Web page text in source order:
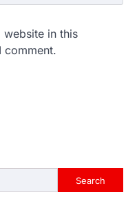
website in this
comment.
Search